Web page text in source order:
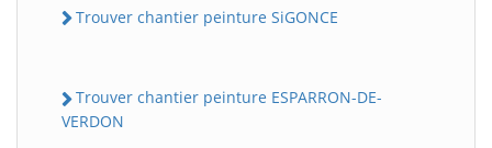
Trouver chantier peinture SiGONCE
Trouver chantier peinture ESPARRON-DE-
VERDON